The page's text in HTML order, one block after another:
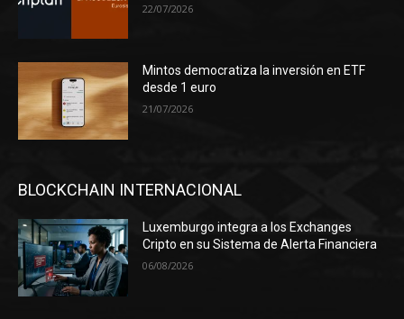
22/07/2026
Mintos democratiza la inversión en ETF
desde 1 euro
21/07/2026
BLOCKCHAIN INTERNACIONAL
Luxemburgo integra a los Exchanges
Cripto en su Sistema de Alerta Financiera
06/08/2026